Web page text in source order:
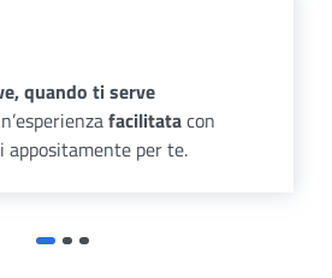
quando ti serve
facilitatacon
per te.